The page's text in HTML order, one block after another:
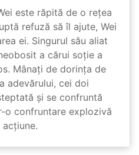
este răpită de o rețea
refuză să îl ajute, Wei
ei. Singurul său aliat
a cărui soție a
Mânați de dorința de
adevărului, cei doi
și se confruntă
o confruntare explozivă